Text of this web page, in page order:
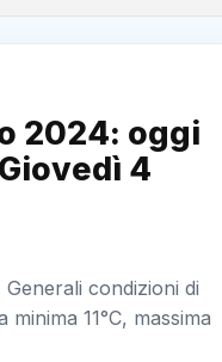
2024: oggi
4
condizioni di
11°C, massima